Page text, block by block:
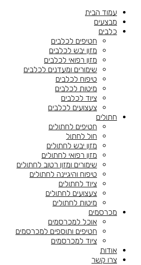
עמוד הבית
מבצעים
כלבים
חטיפים לכלבים
מזון יבש לכלבים
מזון רפואי לכלבים
שימורים ומעדנים לכלבים
טיפוח לכלבים
מיטות לכלבים
ציוד לכלבים
צעצועים לכלבים
חתולים
חטיפים לחתולים
חול לחתול
מזון יבש לחתולים
מזון רפואי לחתולים
שימורים ומזון רטוב לחתולים
טיפוח והיגיינה לחתולים
ציוד לחתולים
צעצועים לחתולים
מיטות לחתולים
מכרסמים
אוכל למכרסמים
חטיפים ותוספים למכרסמים
ציוד למכרסמים
אודות
צרו קשר